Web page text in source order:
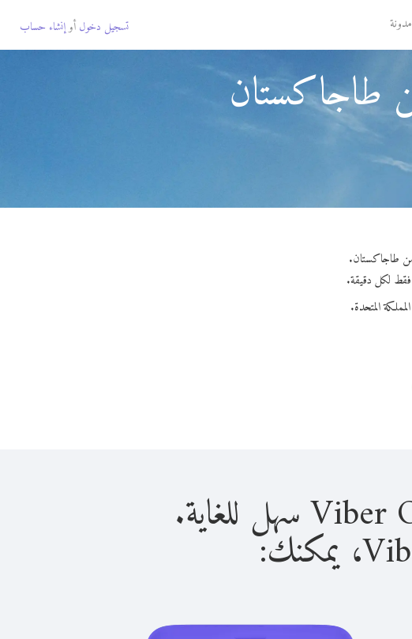
مدونة تسجيل دخول أوإنشاء حساب
طاجاكستان
المتحدة.